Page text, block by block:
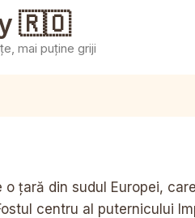
🇷🇴
mai puține griji
țară din sudul Europei,
centru al puternicului